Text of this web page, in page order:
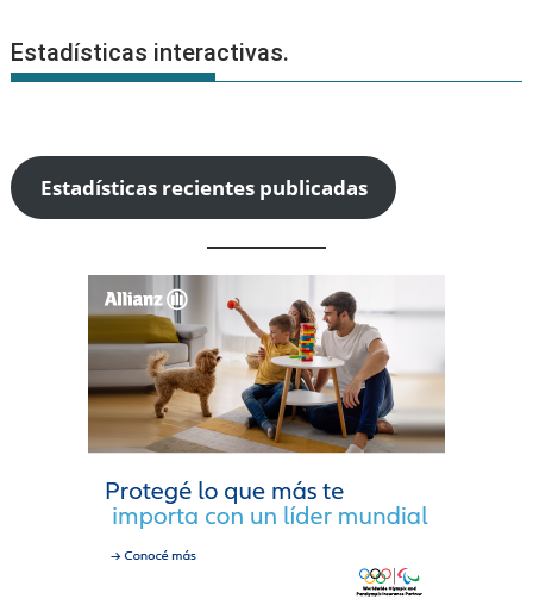
Estadísticas interactivas.
Estadísticas recientes publicadas